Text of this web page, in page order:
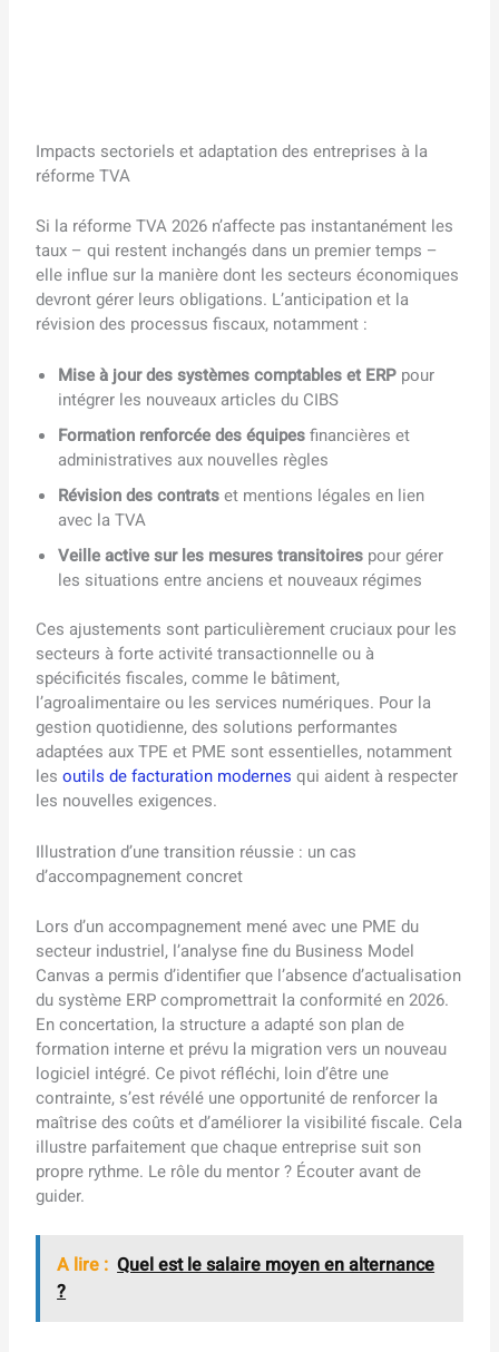
Impacts sectoriels et adaptation des entreprises à la
réforme TVA
Si la réforme TVA 2026 n’affecte pas instantanément les
taux – qui restent inchangés dans un premier temps –
elle influe sur la manière dont les secteurs économiques
devront gérer leurs obligations. L’anticipation et la
révision des processus fiscaux, notamment :
Mise à jour des systèmes comptables et ERP pour
intégrer les nouveaux articles du CIBS
Formation renforcée des équipesfinancières et
administratives aux nouvelles règles
Révision des contratset mentions légales en lien
avec la TVA
Veille active sur les mesures transitoires pour gérer
les situations entre anciens et nouveaux régimes
Ces ajustements sont particulièrement cruciaux pour les
secteurs à forte activité transactionnelle ou à
spécificités fiscales, comme le bâtiment,
l’agroalimentaire ou les services numériques. Pour la
gestion quotidienne, des solutions performantes
adaptées aux TPE et PME sont essentielles, notamment
lesoutils de facturation modernes qui aident à respecter
les nouvelles exigences.
Illustration d’une transition réussie : un cas
d’accompagnement concret
Lors d’un accompagnement mené avec une PME du
secteur industriel, l’analyse fine du Business Model
Canvas a permis d’identifier que l’absence d’actualisation
du système ERP compromettrait la conformité en 2026.
En concertation, la structure a adapté son plan de
formation interne et prévu la migration vers un nouveau
logiciel intégré. Ce pivot réfléchi, loin d’être une
contrainte, s’est révélé une opportunité de renforcer la
maîtrise des coûts et d’améliorer la visibilité fiscale. Cela
illustre parfaitement que chaque entreprise suit son
propre rythme. Le rôle du mentor ? Écouter avant de
guider.
A lire : Quel est le salaire moyen en alternance
?